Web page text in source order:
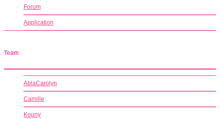
Forum
Application
Team
AblaCarolyn
Camille
Kouny